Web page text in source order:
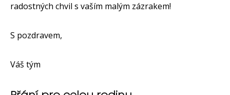
radostných chvil s vaším malým zázrakem!
S pozdravem,
Váš tým